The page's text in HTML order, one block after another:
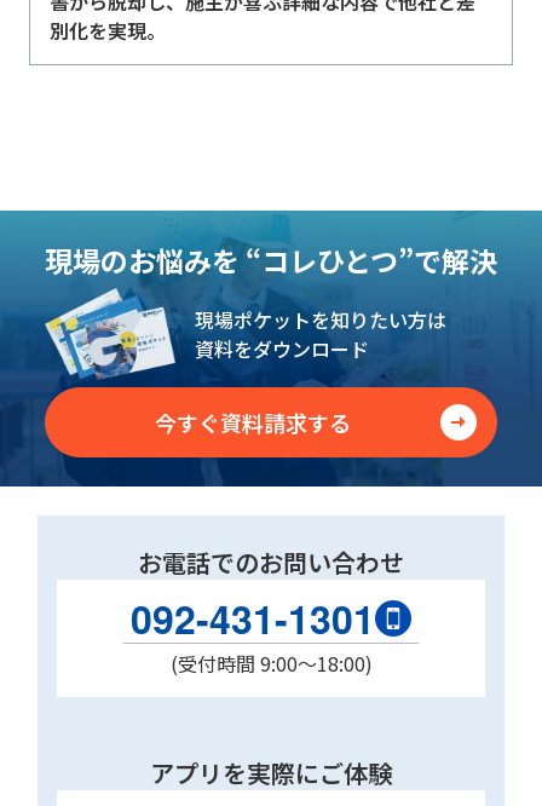
別化を実現。
現場のお悩みを “コレひとつ”で解決
現場ポケットを知りたい方は
資料をダウンロード
今すぐ資料請求する
お電話でのお問い合わせ
092-431-1301
(受付時間 9:00〜18:00)
アプリを実際にご体験